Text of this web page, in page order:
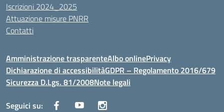
Iscrizioni 2024_2025
Attuazione misure PNRR
Contatti
Amministrazione trasparenteAlbo onlinePrivacy
Dichiarazione di accessibilitàGDPR – Regolamento 2016/679
Sicurezza D.Lgs. 81/2008Note legali
Seguici su: